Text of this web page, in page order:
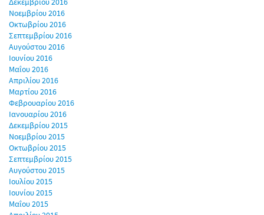
Νοεμβρίου 2016
Οκτωβρίου 2016
Σεπτεμβρίου 2016
Αυγούστου 2016
Ιουνίου 2016
Μαΐου 2016
Απριλίου 2016
Μαρτίου 2016
Φεβρουαρίου 2016
Ιανουαρίου 2016
Δεκεμβρίου 2015
Νοεμβρίου 2015
Οκτωβρίου 2015
Σεπτεμβρίου 2015
Αυγούστου 2015
Ιουλίου 2015
Ιουνίου 2015
Μαΐου 2015